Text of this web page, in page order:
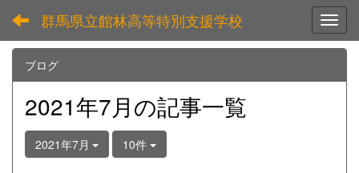
群馬県立館林高等特別支援学校
ブログ
2021年7月の記事一覧
2021年7月 10件